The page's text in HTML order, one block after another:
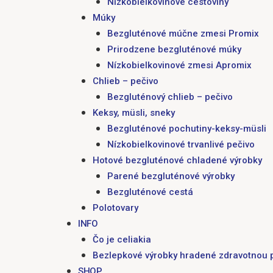
Múky
Bezgluténové múčne zmesi Promix
Prirodzene bezgluténové múky
Nízkobielkovinové zmesi Apromix
Chlieb – pečivo
Bezgluténový chlieb – pečivo
Keksy, müsli, sneky
Bezgluténové pochutiny-keksy-müsli
Nízkobielkovinové trvanlivé pečivo
Hotové bezgluténové chladené výrobky
Parené bezgluténové výrobky
Bezgluténové cestá
Polotovary
INFO
Čo je celiakia
Bezlepkové výrobky hradené zdravotnou